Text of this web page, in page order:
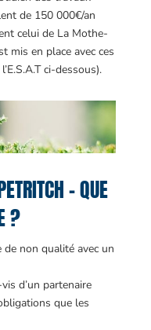
de 150 000€/an
celui de La Mothe-
mis en place avec ces
ci-dessous).
– QUE
?
non qualité avec un
d’un partenaire
que les